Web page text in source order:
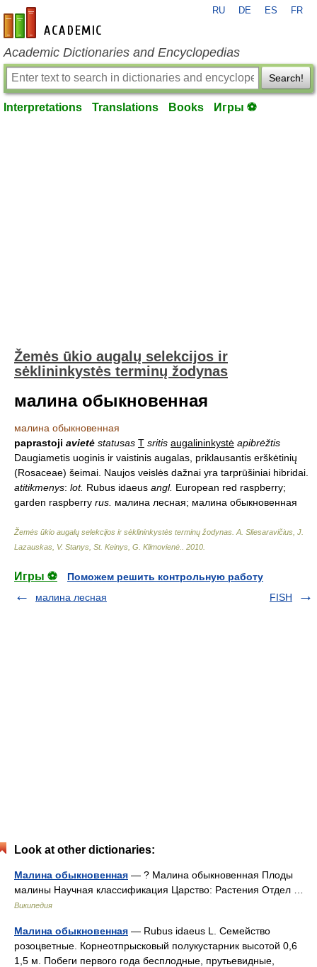
en-academic.com
RU DE ES FR
Academic Dictionaries and Encyclopedias
Search!
Interpretations Translations Books Игры ⚽
Žemės ūkio augalų selekcijos ir
sėklininkystės terminų žodynas
малина обыкновенная
малина обыкновенная
paprastoji avietė statusas T sritis augalininkystė apibrėžtis
Daugiametis uoginis ir vaistinis augalas, priklausantis erškėtinių
(Rosaceae) šeimai. Naujos veislės dažnai yra tarprūšiniai hibridai.
atitikmenys: lot. Rubus idaeus angl. European red raspberry;
garden raspberry rus. малина лесная; малина обыкновенная
Žemės ūkio augalų selekcijos ir sėklininkystės terminų žodynas A. Sliesaravičius, J.
Lazauskas, V. Stanys, St. Keinys, G. Klimovienė.
2010
Игры ⚽
Поможем решить контрольную работу
малина лесная
FISH
Look at other dictionaries:
Малина обыкновенная — ? Малина обыкновенная Плоды
малины Научная классификация Царство: Растения Отдел …
Википедия
Малина обыкновенная — Rubus idaeus L. Семейство
розоцветные. Корнеотпрысковый полукустарник высотой 0,6
1,5 м. Побеги первого года бесплодные, прутьевидные,